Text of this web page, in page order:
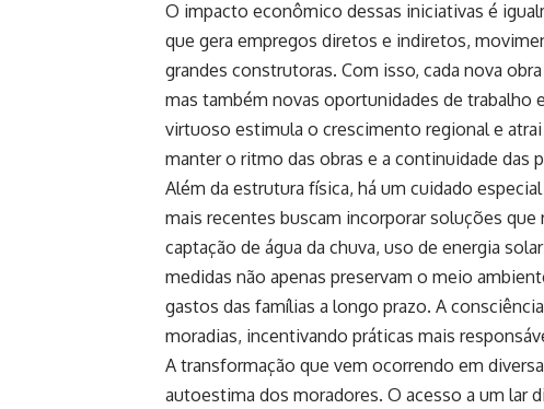
O impacto econômico dessas iniciativas é
que gera empregos diretos e indiretos,
grandes construtoras. Com isso, cada nova
mas também novas oportunidades de trabalho
virtuoso estimula o crescimento regional e
manter o ritmo das obras e a continuidade das
Além da estrutura física, há um cuidado
mais recentes buscam incorporar soluções
captação de água da chuva, uso de energia
medidas não apenas preservam o meio
gastos das famílias a longo prazo. A
moradias, incentivando práticas mais
A transformação que vem ocorrendo em
autoestima dos moradores. O acesso a um lar